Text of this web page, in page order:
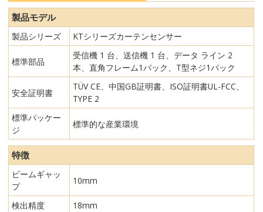
製品モデル
製品シリーズ KTシリーズカーテンセンサー
標準部品
受信機 1 台、送信機 1 台、データ ライン 2
本、直角フレーム1パック、T型ネジ1パック
安全証明書
TÜV CE、中国GB証明書、ISO証明書UL-FCC、
TYPE 2
標準パッケー
ジ
標準的な産業環境
特徴
ビームギャッ
プ
10mm
検出精度
18mm